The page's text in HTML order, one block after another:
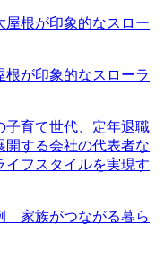
が印象的なスローラ
子育て世代、定年退職
開する会社の代表者な
イフスタイルを実現す